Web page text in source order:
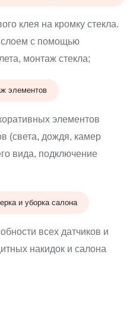
клея на кромку стекла.
с помощью
монтаж стекла;
элементов
элементов
(света, дождя, камер
вида, подключение
и уборка салона
всех датчиков и
накидок и салона